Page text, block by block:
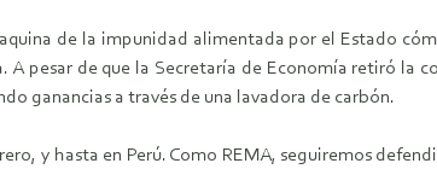
de la impunidad alimentada por el Estado
pesar de que la Secretaría de Economía retiró la
ganancias a través de una lavadora de carbón.
y hasta en Perú. Como REMA, seguiremos